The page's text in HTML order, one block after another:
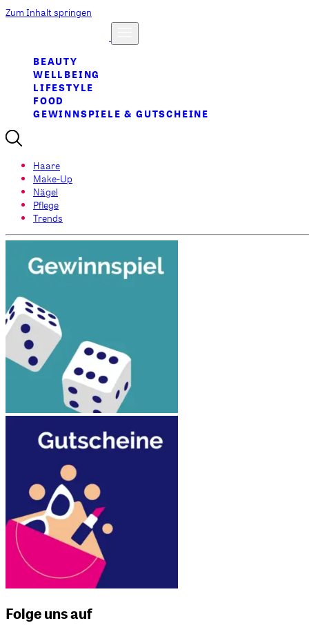
Zum Inhalt springen
BEAUTY
WELLBEING
LIFESTYLE
FOOD
GEWINNSPIELE & GUTSCHEINE
Haare
Make-Up
Nägel
Pflege
Trends
Folge uns auf